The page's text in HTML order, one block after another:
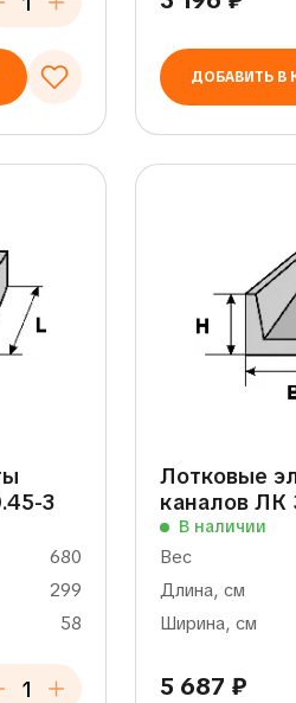
ДОБАВИТЬ В
3
680
299
58
Лотковые
каналов ЛК
В наличии
Вес
Длина, см
Ширина, см
5 687 ₽